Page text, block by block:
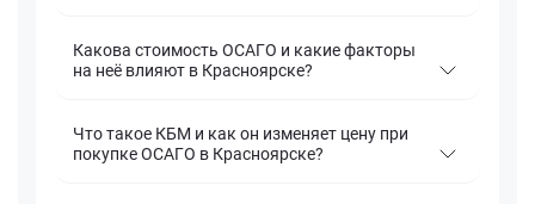
Какова стоимость ОСАГО и какие факторы
на неё влияют в Красноярске?
Что такое КБМ и как он изменяет цену при
покупке ОСАГО в Красноярске?